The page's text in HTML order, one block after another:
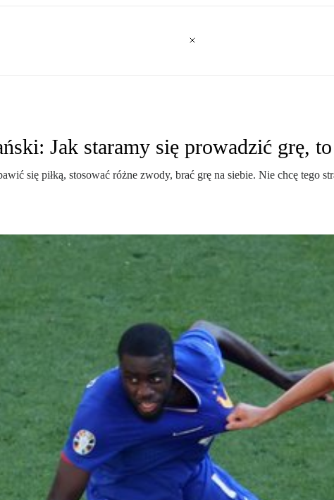
Jak staramy się prowadzić grę,
się piłką, stosować różne zwody, brać grę na siebie. Nie chcę